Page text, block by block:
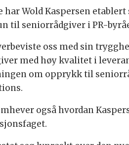
har Wold Kaspersen
til seniorrådgiver i PR-
oss med sin
med høy kvalitet i
om opprykk til
også hvordan